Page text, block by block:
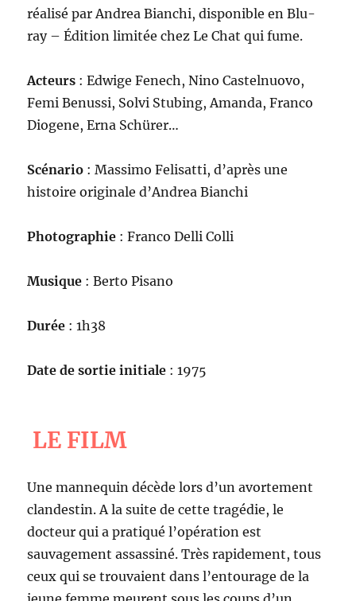
réalisé par Andrea Bianchi, disponible en Blu-
ray – Édition limitée chez Le Chat qui fume.
Acteurs : Edwige Fenech, Nino Castelnuovo,
Femi Benussi, Solvi Stubing, Amanda, Franco
Diogene, Erna Schürer…
Scénario : Massimo Felisatti, d’après une
histoire originale d’Andrea Bianchi
Photographie : Franco Delli Colli
Musique : Berto Pisano
Durée : 1h38
Date de sortie initiale : 1975
LE FILM
Une mannequin décède lors d’un avortement
clandestin. A la suite de cette tragédie, le
docteur qui a pratiqué l’opération est
sauvagement assassiné. Très rapidement, tous
ceux qui se trouvaient dans l’entourage de la